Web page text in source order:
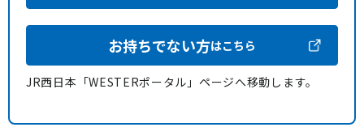
お持ちでない方はこちら
JR西日本「WESTERポータル」ページへ移動します。